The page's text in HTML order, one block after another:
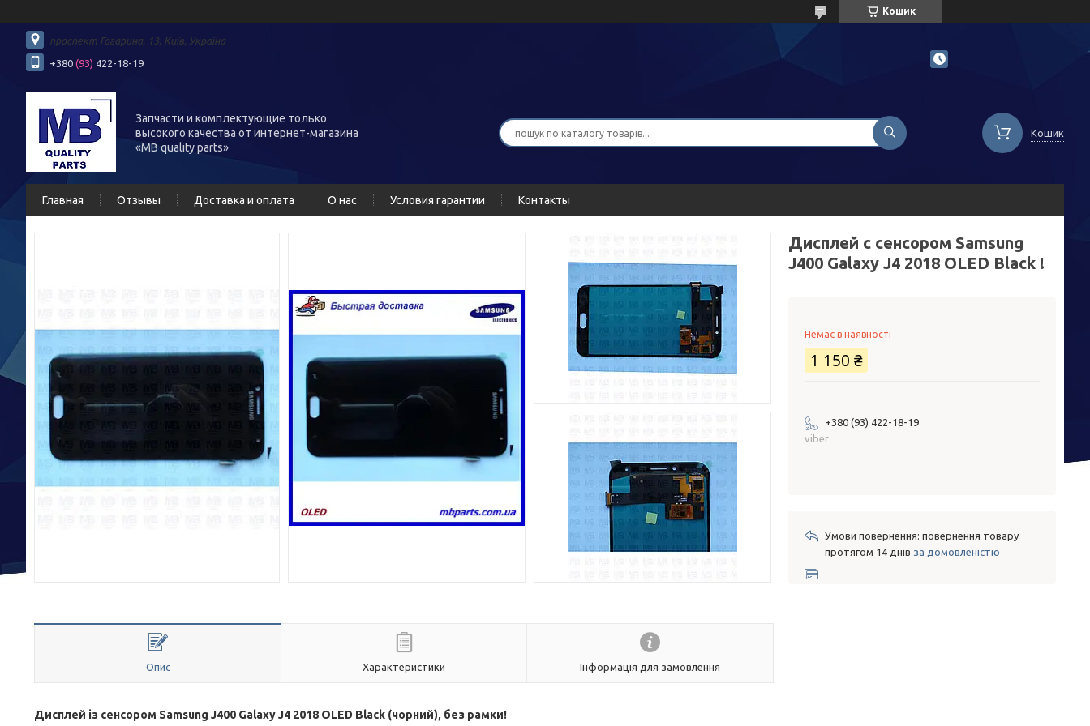
Кошик
проспект Гагарина, 13, Київ, Україна
+380 (93) 422-18-19
Запчасти и комплектующие только
высокого качества от интернет-магазина
«MB quality parts»
Кошик
Главная Отзывы Доставка и оплата О нас Условия гарантии Контакты
Опис Характеристики Інформація для замовлення
Дисплей із сенсором Samsung J400 Galaxy J4 2018 OLED Black (чорний), без рамки!
Дисплей с сенсором Samsung
J400 Galaxy J4 2018 OLED Black !
Немає в наявності
1 150 ₴
+380 (93) 422-18-19
viber
повернення товару
протягом 14 днів за домовленістю